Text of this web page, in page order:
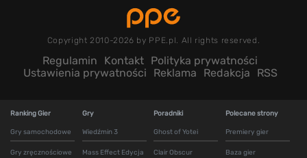
Copyright 2010-2026 by PPE.pl. All rights reserved.
Regulamin Kontakt Polityka prywatności
Ustawienia prywatności
Reklama Redakcja RSS
Ranking Gier
Gry samochodowe
Gry zręcznościowe
Gry
Wiedźmin 3
Mass Effect Edycja
Poradniki
Ghost of Yotei
Clair Obscur
Polecane strony
Premiery gier
Baza gier